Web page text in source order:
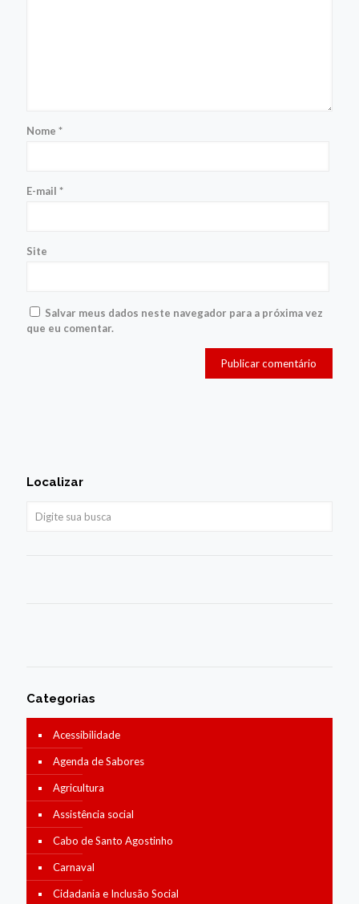
Nome *
E-mail *
Site
Salvar meus dados neste navegador para a próxima vez
que eu comentar.
Localizar
Categorias
Acessibilidade
Agenda de Sabores
Agricultura
Assistência social
Cabo de Santo Agostinho
Carnaval
Cidadania e Inclusão Social